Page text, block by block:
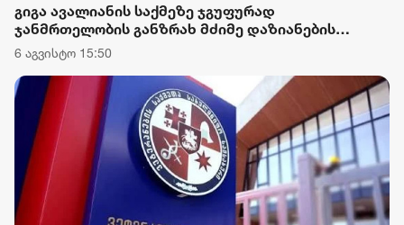
გიგა ავალიანის საქმეზე ჯგუფურად
ჯანმრთელობის განზრახ მძიმე დაზიანების
წაქეზების ფაქტზე ნია იმნაძეს და განსაკუთრებით
მძიმე დანაშაულის შეუტყობინებლობის ფაქტზე
ანასტასია ბერუაშვილს ბრალდება წარუდგინეს
6 აგვისტო 15:50